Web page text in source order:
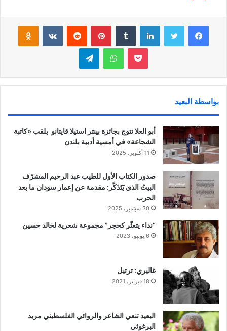
فيسبوك لينكدإن بينتيريست
بوكيت واتساب تيلقرام
بواسطة البعيد
أبو العلا تتوج بجائزة بينتر استيلا قايتانو بلقب «كاتبة
الشجاعة» في أمسية أدبية بلندن
11 أكتوبر، 2025
صدور الكتاب الأول للطيب عبد الرحيم المشرّف
البيتُ الذي يَتَذَكَّر: مقدمة عن إعمار سودان ما بعد
الحرب
30 سبتمبر، 2025
“نداء يتعثّر كحجر” مجموعة شعرية لخالد حسين
6 يونيو، 2023
غاليري: ترتيل
18 فبراير، 2021
البعيد تنعي الشاعر والروائي الفلسطيني مريد
البرغوثي